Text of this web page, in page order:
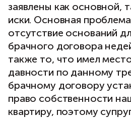
заявлены как основной,
иски. Основная
отсутствие оснований
брачного договора
также то, что имел
давности по данному
брачному договору
право собственности
квартиру, поэтому